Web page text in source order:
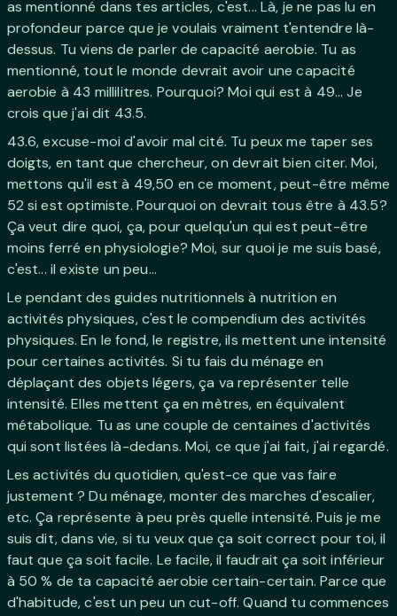
as mentionné dans tes articles, c'est... Là, je ne pas lu en
profondeur parce que je voulais vraiment t'entendre là-
dessus. Tu viens de parler de capacité aerobie. Tu as
mentionné, tout le monde devrait avoir une capacité
aerobie à 43 millilitres. Pourquoi? Moi qui est à 49... Je
crois que j'ai dit 43.5.
43.6, excuse-moi d'avoir mal cité. Tu peux me taper ses
doigts, en tant que chercheur, on devrait bien citer. Moi,
mettons qu'il est à 49,50 en ce moment, peut-être même
52 si est optimiste. Pourquoi on devrait tous être à 43.5?
Ça veut dire quoi, ça, pour quelqu'un qui est peut-être
moins ferré en physiologie? Moi, sur quoi je me suis basé,
c'est... il existe un peu...
Le pendant des guides nutritionnels à nutrition en
activités physiques, c'est le compendium des activités
physiques. En le fond, le registre, ils mettent une intensité
pour certaines activités. Si tu fais du ménage en
déplaçant des objets légers, ça va représenter telle
intensité. Elles mettent ça en mètres, en équivalent
métabolique. Tu as une couple de centaines d'activités
qui sont listées là-dedans. Moi, ce que j'ai fait, j'ai regardé.
Les activités du quotidien, qu'est-ce que vas faire
justement ? Du ménage, monter des marches d'escalier,
etc. Ça représente à peu près quelle intensité. Puis je me
suis dit, dans vie, si tu veux que ça soit correct pour toi, il
faut que ça soit facile. Le facile, il faudrait ça soit inférieur
à 50 % de ta capacité aerobie certain-certain. Parce que
d'habitude, c'est un peu un cut-off. Quand tu commences